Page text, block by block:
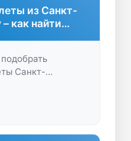
из Санкт-
как найти
Санкт-
билет онлайн.
на поиске